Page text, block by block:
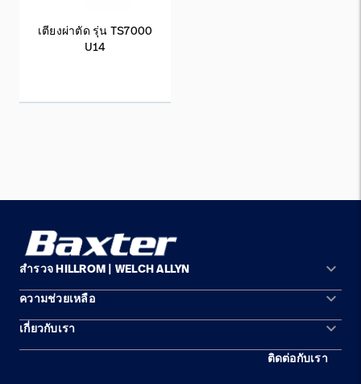
เตียงผ่าตัด รุ่น TS7000
U14
สำรวจ HILLROM | WELCH ALLYN keyboard_arrow_down
พื้นที่การแก้ปัญหา
ผลิตภัณฑ์
ความช่วยเหลือ keyboard_arrow_down
ติดต่อเรา
เกี่ยวกับเรา keyboard_arrow_down
ติดต่อกับเรา